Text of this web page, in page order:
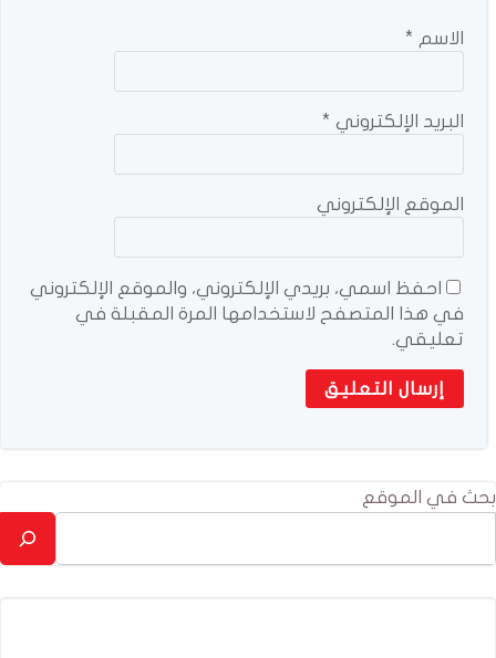
الاسم *
البريد الإلكتروني *
الموقع الإلكتروني
احفظ اسمي، بريدي الإلكتروني، والموقع الإلكتروني
في هذا المتصفح لاستخدامها المرة المقبلة في
تعليقي.
بحث في الموقع